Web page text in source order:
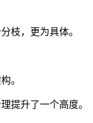
枝，更为具体。
。
提升了一个高度。